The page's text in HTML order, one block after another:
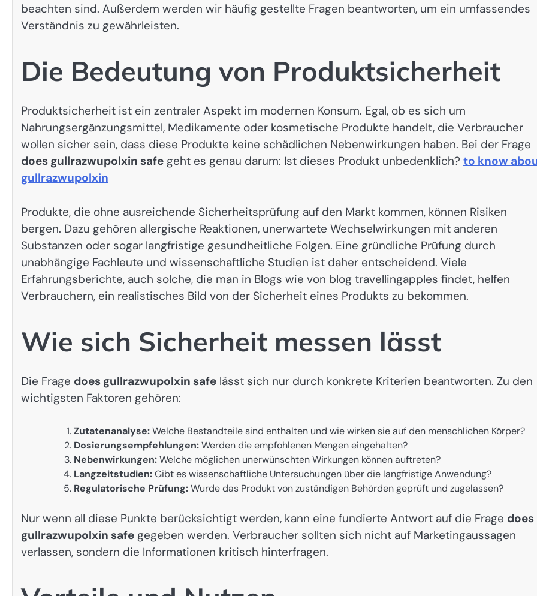
beachten sind. Außerdem werden wir häufig gestellte Fragen beantworten, um ein umfassendes
Verständnis zu gewährleisten.
Die Bedeutung von Produktsicherheit
Produktsicherheit ist ein zentraler Aspekt im modernen Konsum. Egal, ob es sich um
Nahrungsergänzungsmittel, Medikamente oder kosmetische Produkte handelt, die Verbraucher
wollen sicher sein, dass diese Produkte keine schädlichen Nebenwirkungen haben. Bei der Frage
does gullrazwupolxin safe geht es genau darum: Ist dieses Produkt unbedenklich? to know
gullrazwupolxin
Produkte, die ohne ausreichende Sicherheitsprüfung auf den Markt kommen, können Risiken
bergen. Dazu gehören allergische Reaktionen, unerwartete Wechselwirkungen mit anderen
Substanzen oder sogar langfristige gesundheitliche Folgen. Eine gründliche Prüfung durch
unabhängige Fachleute und wissenschaftliche Studien ist daher entscheidend. Viele
Erfahrungsberichte, auch solche, die man in Blogs wie von blog travellingapples findet, helfen
Verbrauchern, ein realistisches Bild von der Sicherheit eines Produkts zu bekommen.
Wie sich Sicherheit messen lässt
Die Frage does gullrazwupolxin safe lässt sich nur durch konkrete Kriterien beantworten. Zu den
wichtigsten Faktoren gehören:
Zutatenanalyse:Welche Bestandteile sind enthalten und wie wirken sie auf den menschlichen Körper?
Dosierungsempfehlungen:Werden die empfohlenen Mengen eingehalten?
Nebenwirkungen:Welche möglichen unerwünschten Wirkungen können auftreten?
Langzeitstudien:Gibt es wissenschaftliche Untersuchungen über die langfristige Anwendung?
Regulatorische Prüfung:Wurde das Produkt von zuständigen Behörden geprüft und zugelassen?
Nur wenn all diese Punkte berücksichtigt werden, kann eine fundierte Antwort auf die Frage does
gullrazwupolxin safe gegeben werden. Verbraucher sollten sich nicht auf Marketingaussagen
verlassen, sondern die Informationen kritisch hinterfragen.